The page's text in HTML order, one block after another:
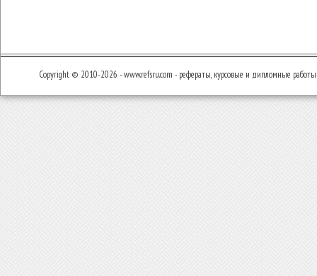
Copyright © 2010-2026 - www.refsru.com - рефераты, курсовые и дипломные работы